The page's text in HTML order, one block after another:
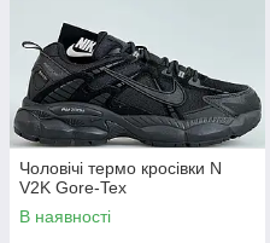
Чоловічі термо кросівки N
V2K Gore-Tex
В наявності